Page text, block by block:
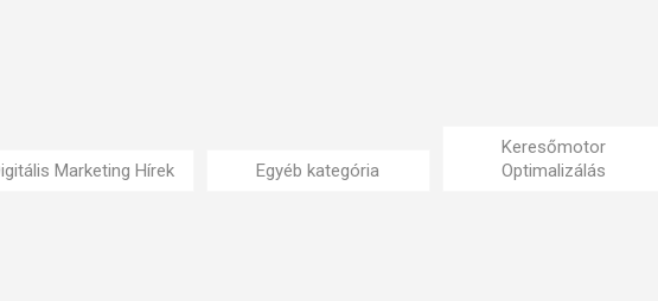
Marketing Hírek Egyéb kategória
Keresőmotor
Optimalizálás